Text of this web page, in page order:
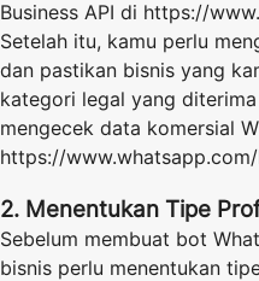
Business API di https://
Setelah itu, kamu perlu
dan pastikan bisnis yang
kategori legal yang
mengecek data komersial
https://
2. Menentukan Tipe
Sebelum membuat bot
bisnis perlu menentukan